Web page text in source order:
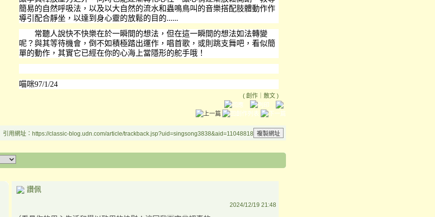
簡易的自然呼吸法，以及以大自然的流水和蟲鳴鳥叫的音樂搭配肢體動作作
導引配合靜坐，以達到身心靈的放鬆的目的......
常聽人說快不快樂在於一瞬間的想法，但在這一瞬間的想法如法轉變
呢？與其等待機會，倒不如積極踏出運作，唱首歌，或則跳支舞吧，看似簡
單的動作，其實它已經在你的心海上當隱形的舵手哦！
喵咪97/1/24
( 創作 散文 )
引用網址：https://classic-blog.udn.com/article/trackback.jsp?uid=singsong3838&aid=11048818
讚佩
2024/12/19 21:48